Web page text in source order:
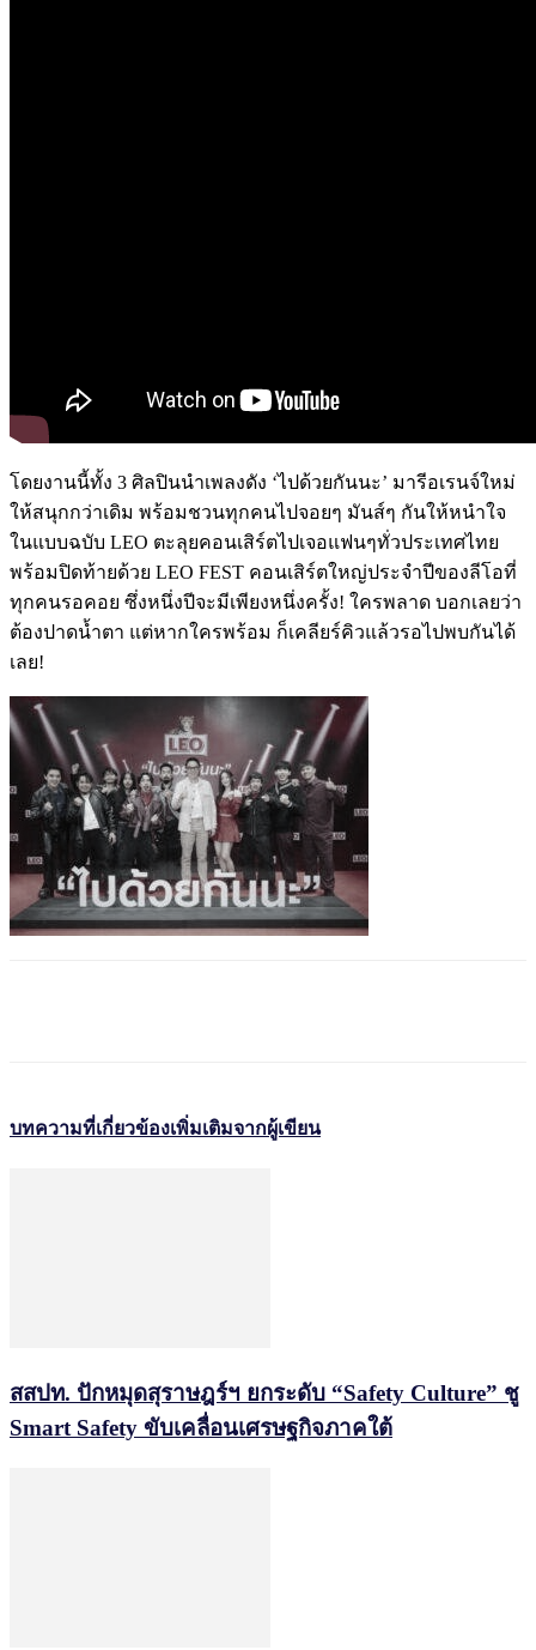
โดยงานนี้ทั้ง 3 ศิลปินนำเพลงดัง ‘ไปด้วยกันนะ’ มารีอเรนจ์ใหม่
ให้สนุกกว่าเดิม พร้อมชวนทุกคนไปจอยๆ มันส์ๆ กันให้หนำใจ
ในแบบฉบับ LEO ตะลุยคอนเสิร์ตไปเจอแฟนๆทั่วประเทศไทย
พร้อมปิดท้ายด้วย LEO FEST คอนเสิร์ตใหญ่ประจำปีของลีโอที่
ทุกคนรอคอย ซึ่งหนึ่งปีจะมีเพียงหนึ่งครั้ง! ใครพลาด บอกเลยว่า
ต้องปาดน้ำตา แต่หากใครพร้อม ก็เคลียร์คิวแล้วรอไปพบกันได้
เลย!
บทความที่เกี่ยวข้องเพิ่มเติมจากผู้เขียน
สสปท. ปักหมุดสุราษฎร์ฯ ยกระดับ “Safety Culture” ชู
Smart Safety ขับเคลื่อนเศรษฐกิจภาคใต้